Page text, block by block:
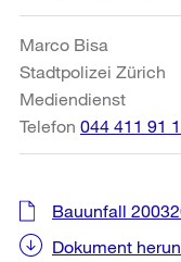
Informationen
Marco Bisa
Stadtpolizei Zürich
Mediendienst
Telefon 044 411 91
Bauunfall
Dokument